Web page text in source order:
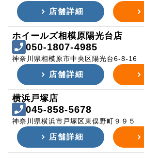
店舗詳細
ホイールズ相模原陽光台店
050-1807-4985
神奈川県相模原市中央区陽光台6-8-16
店舗詳細
横浜戸塚店
045-858-5678
神奈川県横浜市戸塚区東俣野町９９５
店舗詳細